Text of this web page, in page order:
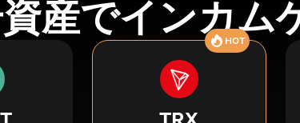
産でインカム
HOT
TRX